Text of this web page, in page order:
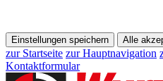
Einstellungen speichern Alle
zur Startseite zur Hauptnavigation
Kontaktformular